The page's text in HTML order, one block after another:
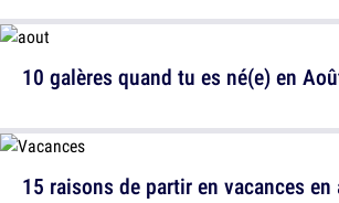
15 raisons de partir en vacances en
10 galères quand tu es né(e) en